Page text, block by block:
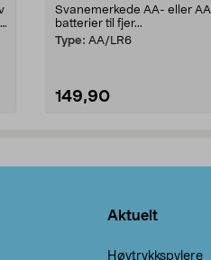
Svanemerkede AA- eller
batterier til fjer...
Type: AA/LR6
149,90
Aktuelt
Høytrykkspylere